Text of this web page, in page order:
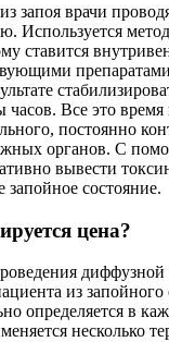
запоя врачи
Используется
ставится
часов. Все это время
постоянно
органов. С
вывести
запойное состояние.
цена?
диффузной
из запойного
определяется в
несколько